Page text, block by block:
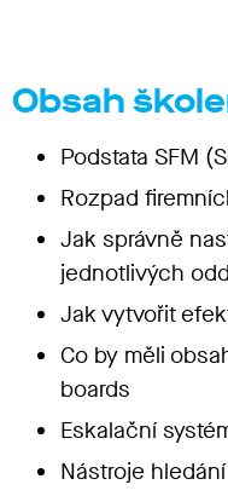
Obsah
Podstata SFM
Rozpad
Jak správně
jednotlivých
Jak vytvořit
Co by měli
boards
Eskalační
Nástroje